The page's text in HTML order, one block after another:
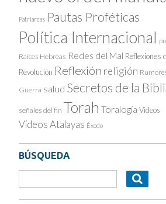
Patriarcas Pautas Proféticas
Política Internacional
Raíces Hebreas Redes del Mal Reflexiones
Revolución Reflexión religión
Guerra salud Secretos de la
señales del fin Torah Toralogía Videos
Videos Atalayas Éxodo
BÚSQUEDA